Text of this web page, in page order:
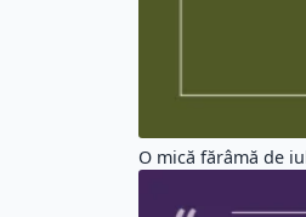
O mică fărâmă de